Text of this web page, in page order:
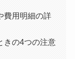
費用明細の詳
きの4つの注意